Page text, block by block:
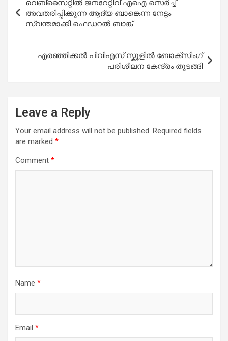
navigation
വെബ്‌സൈറ്റില്‍ ജനറേറ്റിവ് എഐ സെര്‍ച്ച്
അവതരിപ്പിക്കുന്ന ആദ്യ ബാങ്കെന്ന നേട്ടം
സ്വന്തമാക്കി ഫെഡറല്‍ ബാങ്ക്
എരഞ്ഞിക്കൽ പിവിഎസ് സ്കൂളിൽ ബോക്സിംഗ്
പരിശീലന കേന്ദ്രം തുടങ്ങി
Leave a Reply
Your email address will not be published. Required fields
are marked *
Comment *
Name *
Email *